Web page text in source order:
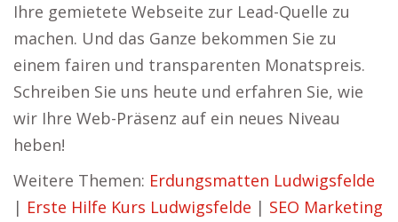
Ihre gemietete Webseite zur Lead-Quelle zu
machen. Und das Ganze bekommen Sie zu
einem fairen und transparenten Monatspreis.
Schreiben Sie uns heute und erfahren Sie, wie
wir Ihre Web-Präsenz auf ein neues Niveau
heben!
Weitere Themen: Erdungsmatten Ludwigsfelde
| Erste Hilfe Kurs Ludwigsfelde | SEO Marketing